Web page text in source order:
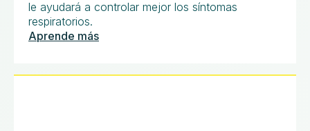
le ayudará a controlar mejor los síntomas
respiratorios.
Aprende más